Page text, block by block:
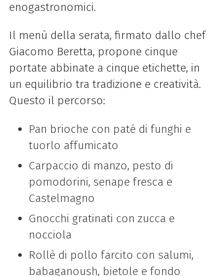
enogastronomici.
Il menù della serata, firmato dallo chef
Giacomo Beretta, propone cinque
portate abbinate a cinque etichette, in
un equilibrio tra tradizione e creatività.
Questo il percorso:
Pan brioche con paté di funghi e
tuorlo affumicato
Carpaccio di manzo, pesto di
pomodorini, senape fresca e
Castelmagno
Gnocchi gratinati con zucca e
nocciola
Rollè di pollo farcito con salumi,
babaganoush, bietole e fondo